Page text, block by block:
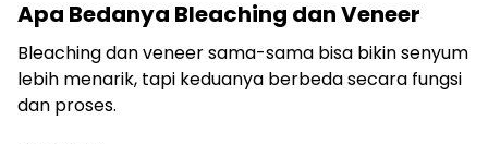
Apa Bedanya Bleaching dan Veneer
Bleaching dan veneer sama-sama bisa bikin senyum
lebih menarik, tapi keduanya berbeda secara fungsi
dan proses.